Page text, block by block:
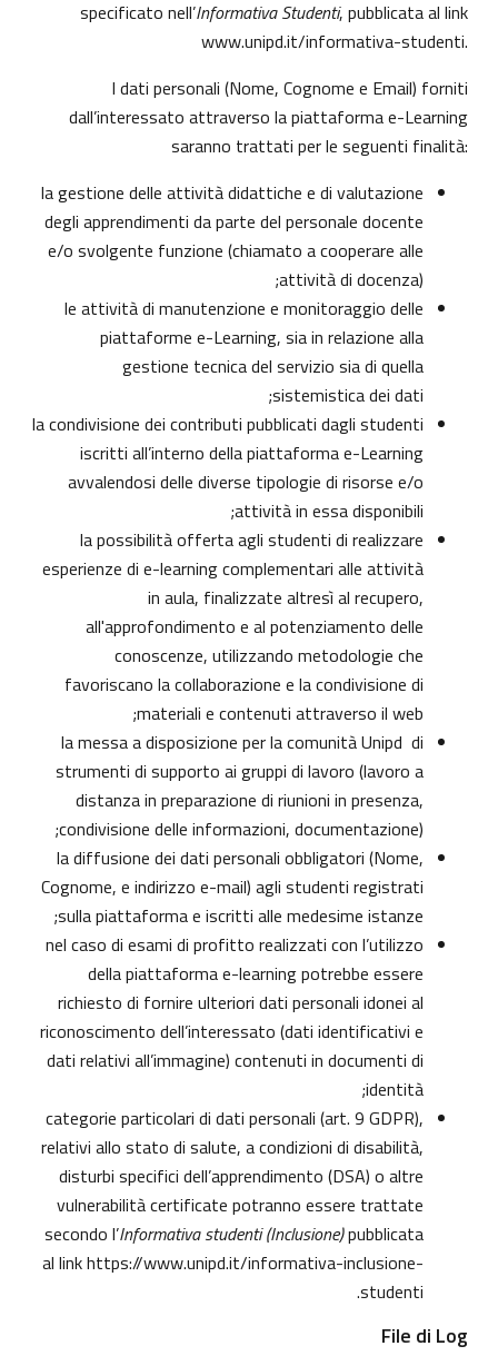
specificato nell’Informativa Studenti, pubblicata al link
www.unipd.it/informativa-studenti.
I dati personali (Nome, Cognome e Email) forniti
dall’interessato attraverso la piattaforma e-Learning
saranno trattati per le seguenti finalità:
la gestione delle attività didattiche e di valutazione
degli apprendimenti da parte del personale docente
e/o svolgente funzione (chiamato a cooperare alle
attività di docenza);
le attività di manutenzione e monitoraggio delle
piattaforme e-Learning, sia in relazione alla
gestione tecnica del servizio sia di quella
sistemistica dei dati;
la condivisione dei contributi pubblicati dagli studenti
iscritti all’interno della piattaforma e-Learning
avvalendosi delle diverse tipologie di risorse e/o
attività in essa disponibili;
la possibilità offerta agli studenti di realizzare
esperienze di e-learning complementari alle attività
in aula, finalizzate altresì al recupero,
all'approfondimento e al potenziamento delle
conoscenze, utilizzando metodologie che
favoriscano la collaborazione e la condivisione di
materiali e contenuti attraverso il web;
la messa a disposizione per la comunità Unipd di
strumenti di supporto ai gruppi di lavoro (lavoro a
distanza in preparazione di riunioni in presenza,
condivisione delle informazioni, documentazione);
la diffusione dei dati personali obbligatori (Nome,
Cognome, e indirizzo e-mail) agli studenti registrati
sulla piattaforma e iscritti alle medesime istanze;
nel caso di esami di profitto realizzati con l’utilizzo
della piattaforma e-learning potrebbe essere
richiesto di fornire ulteriori dati personali idonei al
riconoscimento dell’interessato (dati identificativi e
dati relativi all’immagine) contenuti in documenti di
identità;
categorie particolari di dati personali (art. 9 GDPR),
relativi allo stato di salute, a condizioni di disabilità,
disturbi specifici dell’apprendimento (DSA) o altre
vulnerabilità certificate potranno essere trattate
secondo l’Informativa studenti (Inclusione)pubblicata
al linkhttps://www.unipd.it/informativa-inclusione-
studenti
.
File di Log